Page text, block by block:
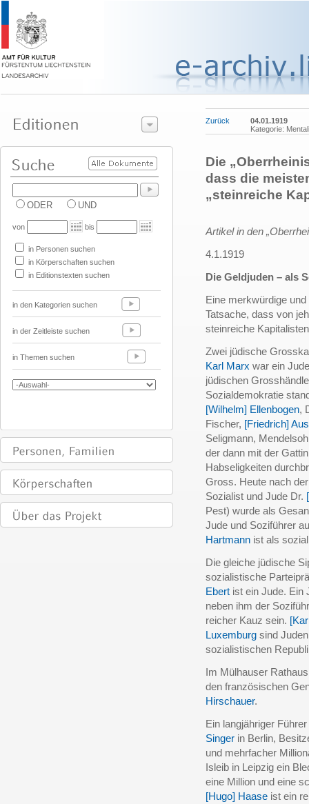
ODER UND
von bis
in Personen suchen
in Körperschaften suchen
in Editionstexten suchen
in den Kategorien suchen
in der Zeitleiste suchen
in Themen suchen
Zurück
04.01.1919
Kategorie:
Die
dass die
„steinreiche
Artikel in den
4.1.1919
Die Geldjuden – als
Eine merkwürdige
Tatsache, dass von
steinreiche
Zwei jüdische
Karl Marx war ein
jüdischen
Sozialdemokratie
[Wilhelm] Ellenbogen,
Fischer, [Friedrich]
Seligmann,
der dann mit der
Habseligkeiten
Gross. Heute nach
Sozialist und Jude Dr.
Pest) wurde als
Jude und Soziführer
Hartmann ist als
Die gleiche jüdische
sozialistische
Ebert ist ein Jude. Ein
neben ihm der
reicher Kauz sein.
Luxemburg sind
sozialistischen
Im Mülhauser
den französischen
Hirschauer.
Ein langjähriger
Singer in Berlin,
und mehrfacher
Isleib in Leipzig ein
eine Million und eine
[Hugo] Haase ist ein